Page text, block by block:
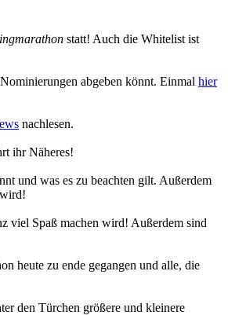
statt! Auch die Whitelist ist
abgeben könnt. Einmal hier
nachlesen.
ihr Näheres!
und was es zu beachten gilt. Außerdem
viel Spaß machen wird! Außerdem sind
heute zu ende gegangen und alle, die
den Türchen größere und kleinere